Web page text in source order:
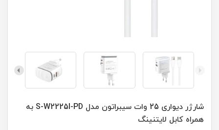
شارژر دیواری 25 وات سیبراتون مدل S-W2225I-PD به
همراه کابل لایتنینگ